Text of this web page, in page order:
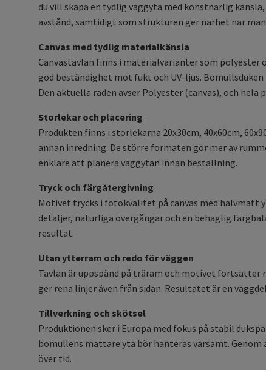
du vill skapa en tydlig väggyta med konstnärlig
avstånd, samtidigt som strukturen ger närhet när
Canvas med tydlig materialkänsla
Canvastavlan finns i materialvarianter som polyester
god beständighet mot fukt och UV-ljus.
Den aktuella raden avser Polyester (canvas), och
Storlekar och placering
Produkten finns i storlekarna 20x30cm, 40x60cm,
annan inredning. De större formaten gör mer av
enklare att planera väggytan innan beställning.
Tryck och färgåtergivning
Motivet trycks i fotokvalitet på canvas med halvmatt
detaljer, naturliga övergångar och en behaglig
resultat.
Utan ytterram och redo för väggen
Tavlan är uppspänd på träram och motivet
ger rena linjer även från sidan. Resultatet är en
Tillverkning och skötsel
Produktionen sker i Europa med fokus på stabil
bomullens mattare yta bör hanteras varsamt.
över tid.